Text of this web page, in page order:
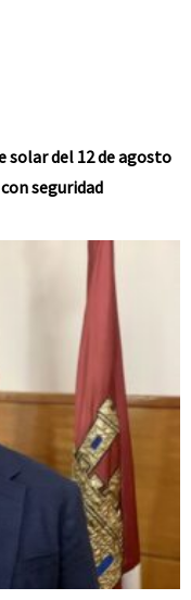
solar del 12 de agosto
seguridad